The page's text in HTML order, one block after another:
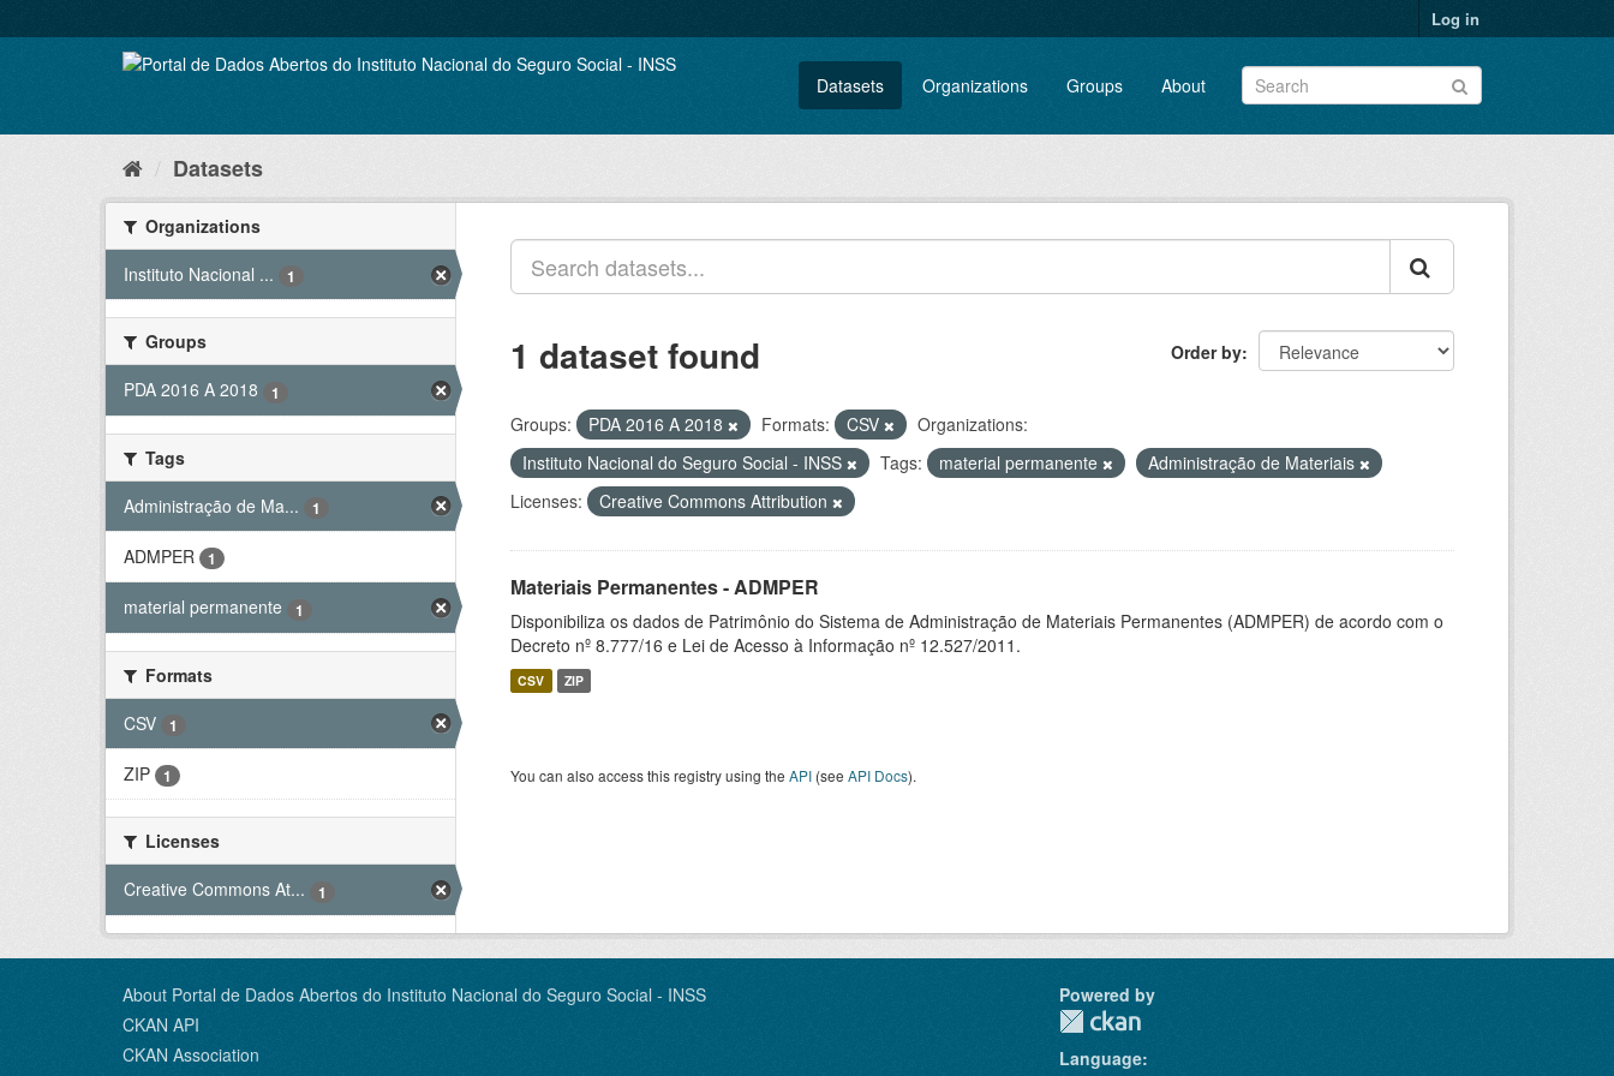
to
Log in
Datasets Organizations Groups About
Datasets
Organizations
Instituto Nacional ...
1
Groups
PDA 2016 A 2018
1
Tags
Administração de Ma...
1
ADMPER 1
material permanente 1
Formats
CSV
1
ZIP 1
Licenses
Creative Commons At...
1
Order by
1 dataset found
Groups: PDA 2016 A 2018 Formats: CSV
Organizations:
Instituto Nacional do Seguro Social - INSS
Tags: material permanente
Administração de Materiais
Licenses:
Creative Commons Attribution
Materiais Permanentes - ADMPER
Disponibiliza os dados de Patrimônio do Sistema de Administração de Materiais Permanentes (ADMPER) de acordo com o
Decreto nº 8.777/16 e Lei de Acesso à Informação nº 12.527/2011.
CSV ZIP
You can also access this registry using the API (see API Docs).
About Portal de Dados Abertos do Instituto Nacional do Seguro Social - INSS
CKAN API
CKAN Association
Powered by
Language